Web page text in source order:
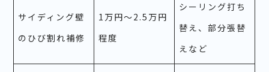
サイディング壁
のひび割れ補修
1万円～2.5万円
程度
シーリング打ち
替え、部分張替
えなど